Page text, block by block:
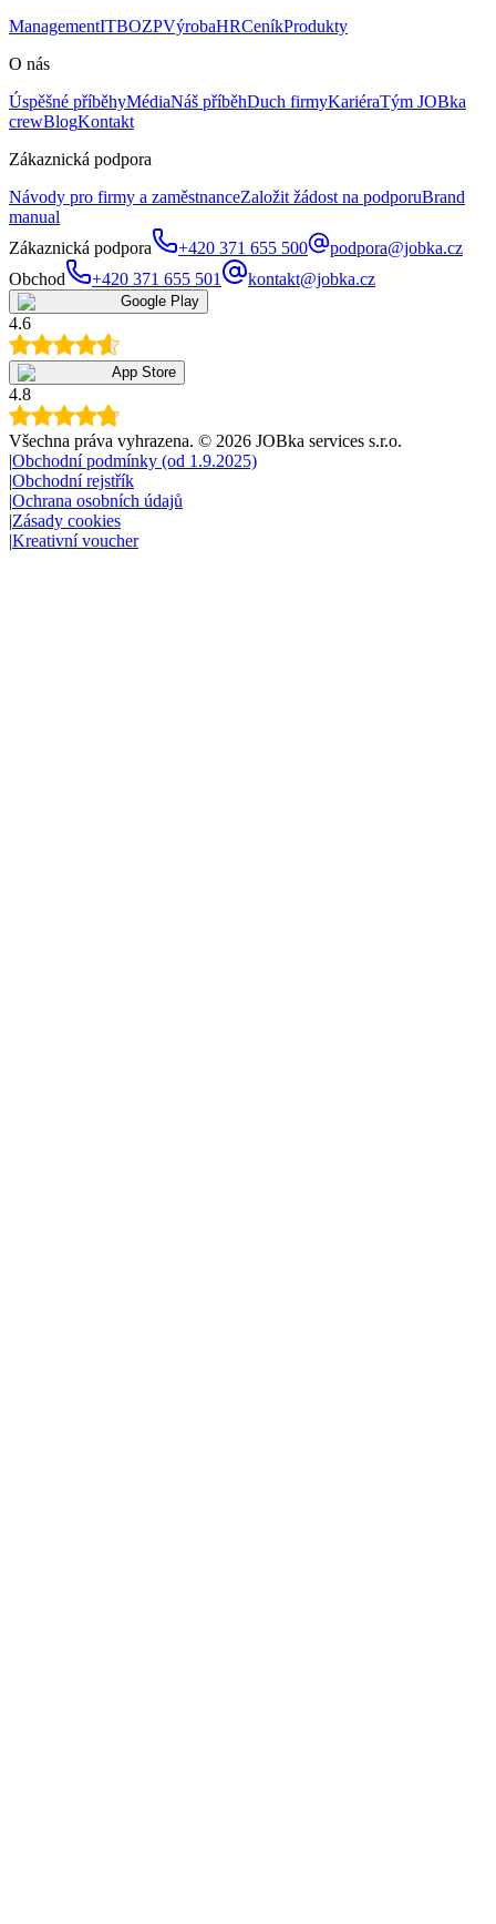
ManagementITBOZPVýrobaHRCeníkProdukty
O nás
Úspěšné příběhyMédiaNáš příběhDuch firmyKariéraTým JOBka
crewBlogKontakt
Zákaznická podpora
Návody pro firmy a zaměstnanceZaložit žádost na podporuBrand
manual
Zákaznická podpora
+420 371 655 500
podpora@jobka.cz
Obchod
+420 371 655 501 kontakt@jobka.cz
Google Play
4.6
App Store
4.8
Všechna práva vyhrazena. © 2026 JOBka services s.r.o.
|Obchodní podmínky (od 1.9.2025)
|Obchodní rejstřík
|Ochrana osobních údajů
|Zásady cookies
|Kreativní voucher